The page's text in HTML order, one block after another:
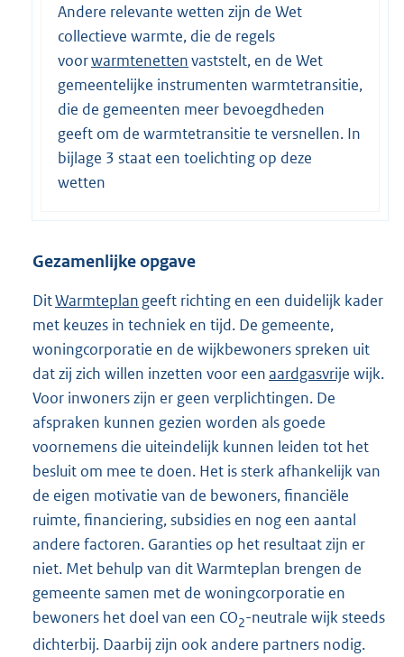
Andere relevante wetten zijn de Wet
collectieve warmte, die de regels
voorwarmtenettenvaststelt, en de Wet
gemeentelijke instrumenten warmtetransitie,
die de gemeenten meer bevoegdheden
geeft om de warmtetransitie te versnellen. In
bijlage 3 staat een toelichting op deze
wetten
Gezamenlijke opgave
DitWarmteplan geeft richting en een duidelijk kader
met keuzes in techniek en tijd. De gemeente,
woningcorporatie en de wijkbewoners spreken uit
dat zij zich willen inzetten voor eenaardgasvrije wijk.
Voor inwoners zijn er geen verplichtingen. De
afspraken kunnen gezien worden als goede
voornemens die uiteindelijk kunnen leiden tot het
besluit om mee te doen. Het is sterk afhankelijk van
de eigen motivatie van de bewoners, financiële
ruimte, financiering, subsidies en nog een aantal
andere factoren. Garanties op het resultaat zijn er
niet. Met behulp van dit Warmteplan brengen de
gemeente samen met de woningcorporatie en
bewoners het doel van een CO2-neutrale wijk steeds
dichterbij. Daarbij zijn ook andere partners nodig.